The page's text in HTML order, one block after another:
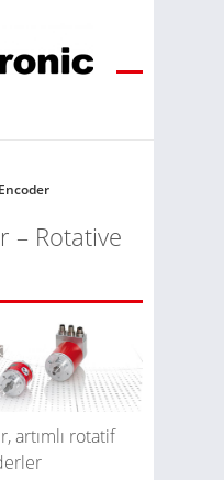
– Rotative
artımlı rotatif